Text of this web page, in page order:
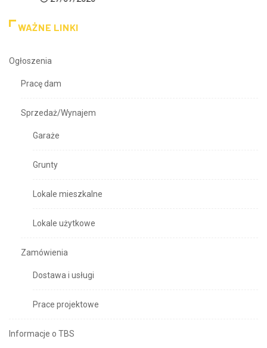
WAŻNE LINKI
Ogłoszenia
Pracę dam
Sprzedaż/Wynajem
Garaże
Grunty
Lokale mieszkalne
Lokale użytkowe
Zamówienia
Dostawa i usługi
Prace projektowe
Informacje o TBS